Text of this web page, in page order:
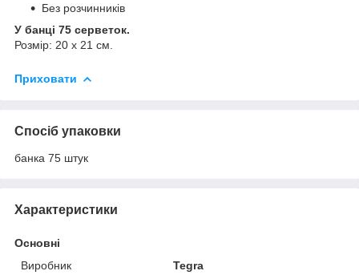
Без розчинників
У банці 75 серветок.
Розмір: 20 х 21 см.
Приховати
Спосіб упаковки
банка 75 штук
Характеристики
Основні
Виробник
Tegra